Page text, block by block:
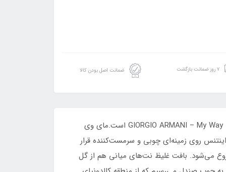
۷ روز ضمانت بازگشت ضمانت اصل بودن کالا
عطر فراگرنس ورد یو ار وی اینتنس Fragrance World UR WAY Intense مشابه عطر جیورجیو آرمانی مای وی اینتنس GIORGIO ARMANI – My Way Intense است.مای وی
روی زمینه‌ای چوبی و سرمست‌کننده قرار
می‌شود. بافت غلیظ نت‌های میانی هم از گل